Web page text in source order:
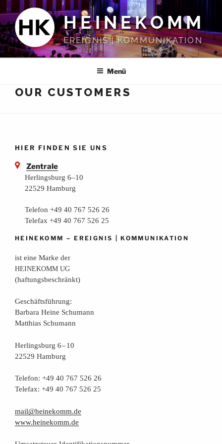
Inhalt
springen
HEINEKOMM
EREIGNIS | KOMMUNIKATION
Menü
OUR CUSTOMERS
HIER FINDEN SIE UNS
Zentrale
Herlingsburg 6–10
22529 Hamburg
Telefon +49 40 767 526 26
Telefax +49 40 767 526 25
HEINEKOMM –EREIGNIS |KOMMUNIKATION
ist eine Mar­ke der
HEINEKOMM UG
(haf­tungs­be­schränkt)
Geschäfts­füh­rung:
Bar­ba­ra Hei­ne Schumann
Mat­thi­as Schumann
Her­lings­burg 6 – 10
22529 Hamburg
Tele­fon: +49 40 767 526 26
Tele­fax: +49 40 767 526 25
mail@heinekomm.de
www.heinekomm.de